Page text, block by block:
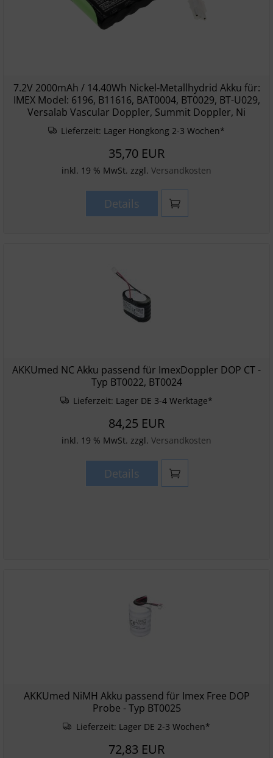
7.2V 2000mAh / 14.40Wh Nickel-Metallhydrid Akku für:
IMEX Model: 6196, B11616, BAT0004, BT0029, BT-U029,
Versalab Vascular Doppler, Summit Doppler, Ni
Lieferzeit: Lager Hongkong 2-3 Wochen*
35,70 EUR
inkl. 19 % MwSt. zzgl. Versandkosten
Details
AKKUmed NC Akku passend für ImexDoppler DOP CT -
Typ BT0022, BT0024
Lieferzeit: Lager DE 3-4 Werktage*
84,25 EUR
inkl. 19 % MwSt. zzgl. Versandkosten
Details
AKKUmed NiMH Akku passend für Imex Free DOP
Probe - Typ BT0025
Lieferzeit: Lager DE 2-3 Wochen*
72,83 EUR